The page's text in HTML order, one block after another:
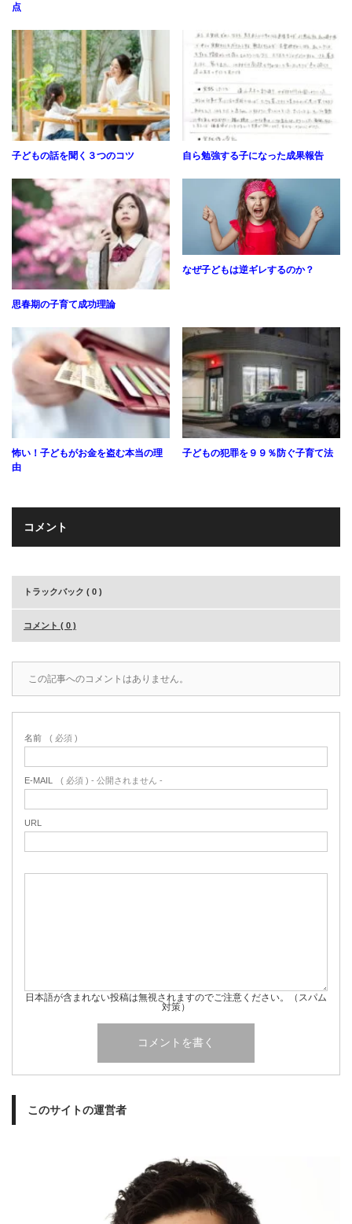
点
子どもの話を聞く３つのコツ 自ら勉強する子になった成果報告
思春期の子育て成功理論
なぜ子どもは逆ギレするのか？
怖い！子どもがお金を盗む本当の理
由
子どもの犯罪を９９％防ぐ子育て法
コメント
トラックバック ( 0 )
コメント ( 0 )
この記事へのコメントはありません。
名前 ( 必須 )
E-MAIL ( 必須 ) - 公開されません -
URL
日本語が含まれない投稿は無視されますのでご注意ください。（スパム
対策）
このサイトの運営者